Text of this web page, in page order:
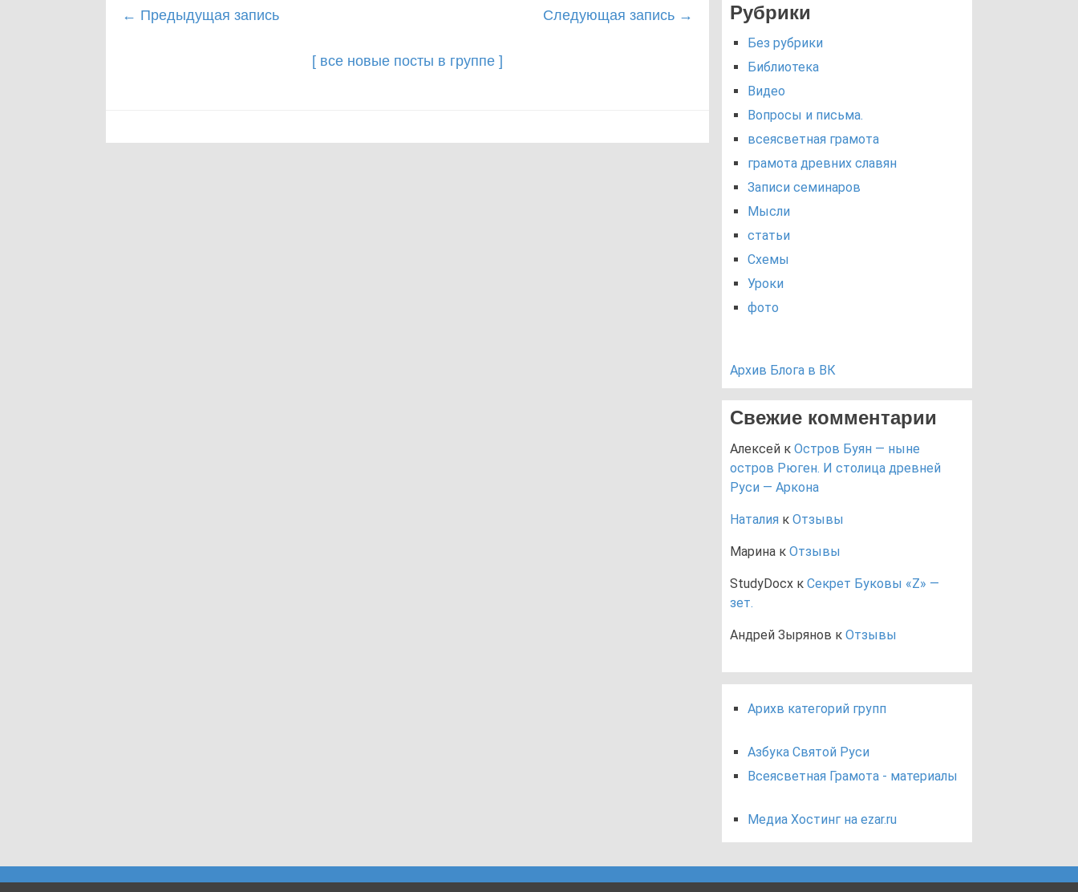
Post
← Предыдущая запись Следующая запись →
[ все новые посты в группе ]
Рубрики
Без рубрики
Библиотека
Видео
Вопросы и письма.
всеясветная грамота
грамота древних славян
Записи семинаров
Мысли
статьи
Схемы
Уроки
фото
Архив Блога в ВК
Свежие комментарии
Алексей к Остров Буян — ныне
остров Рюген. И столица древней
Руси — Аркона
Наталия к Отзывы
Марина к Отзывы
StudyDocx к Секрет Буковы «Z» —
зет.
Андрей Зырянов к Отзывы
Арихв категорий групп
Азбука Святой Руси
Всеясветная Грамота - материалы
Медиа Хостинг на ezar.ru